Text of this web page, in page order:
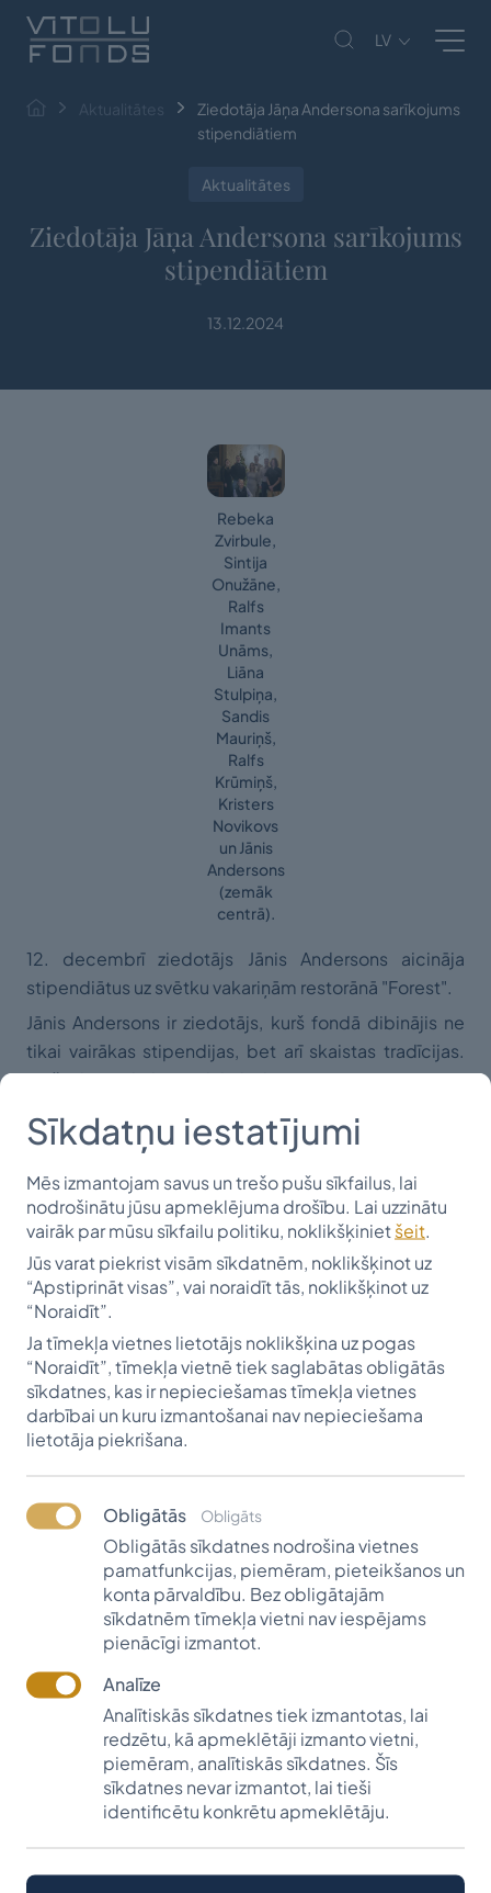
LV
Aktualitātes
Ziedotāja Jāņa Andersona sarīkojums
stipendiātiem
Aktualitātes
Ziedotāja Jāņa Andersona sarīkojums
stipendiātiem
13.12.2024
Rebeka
Zvirbule,
Sintija
Onužāne,
Ralfs
Imants
Unāms,
Liāna
Stulpiņa,
Sandis
Mauriņš,
Ralfs
Krūmiņš,
Kristers
Novikovs
un Jānis
Andersons
(zemāk
centrā).
12. decembrī ziedotājs Jānis Andersons aicināja
stipendiātus uz svētku vakariņām restorānā "Forest".
Jānis Andersons ir ziedotājs, kurš fondā dibinājis ne
tikai vairākas stipendijas, bet arī skaistas tradīcijas.
Viņš aktīvi darbojas labdarības organizācijā "Rīgas
stipendiātus uz īpašu sarīkojumu un ir lekcijas „Ko Tev
allaž uzsvēris, ka augstu vērtē vārda “Rotari” nozīmi -
kalpot pašaizliedzīgi. Viņš šos vārdus uztver ļoti
nopietni, un gadu garumā ar savu darbību Latvijā to ir
pierādījis.
Stipendiāts Sandis Mauriņš pēc tikšanās rakstīja:
"Sirsnīgs paldies par piepildīto ceturtdienas
pēcpusdienu, kad devāt iespēju baudīt kopā
būšanas mirkli. Katru gadu gaidu šo tikšanos, lai
kopīgās sarunās pirms Ziemassvētkiem pavadītu
laiku kopā ne tikai ar Jums, bet arī citiem jauniešiem,
gan arī iepazīt jaunos studentus, kas tikko uzsākuši
savas studiju gaitas kādā no Latvijas universitātēm.
Paldies par garšīgajām vakariņām un iespēju uzdot
sev interesējošos jautājumus un uz tiem saņemt
atbildes! Lai gan šādā pasākumā jau piedalos
ceturto reizi, katru gadu uzzinu arvien kaut ko jaunu. Ir
tik patīkami klausīties tik dzīves gudrā cilvēkā.
Sajutos kā Ziemassvētku priekšvakarā, pie mazas
eglītes un Ziemassvētku rotājumiem nepiespiestā
gaisotnē sarunājoties un baudot dzīvi, gaidot
brīnumu."
stipendiju saņem:
Sīkdatņu iestatījumi
Mēs izmantojam savus un trešo pušu sīkfailus, lai
nodrošinātu jūsu apmeklējuma drošību. Lai uzzinātu
vairāk par mūsu sīkfailu politiku, noklikšķiniet šeit
Jūs varat piekrist visām sīkdatnēm, noklikšķinot uz
“Apstiprināt visas”, vai noraidīt tās, noklikšķinot uz
“Noraidīt”.
Ja tīmekļa vietnes lietotājs noklikšķina uz pogas
“Noraidīt”, tīmekļa vietnē tiek saglabātas obligātās
sīkdatnes, kas ir nepieciešamas tīmekļa vietnes
darbībai un kuru izmantošanai nav nepieciešama
lietotāja piekrišana.
Obligātās Obligāts
Obligātās sīkdatnes nodrošina vietnes
pamatfunkcijas, piemēram, pieteikšanos un
konta pārvaldību. Bez obligātajām
sīkdatnēm tīmekļa vietni nav iespējams
pienācīgi izmantot.
Analīze
Analītiskās sīkdatnes tiek izmantotas, lai
redzētu, kā apmeklētāji izmanto vietni,
piemēram, analītiskās sīkdatnes. Šīs
sīkdatnes nevar izmantot, lai tieši
identificētu konkrētu apmeklētāju.